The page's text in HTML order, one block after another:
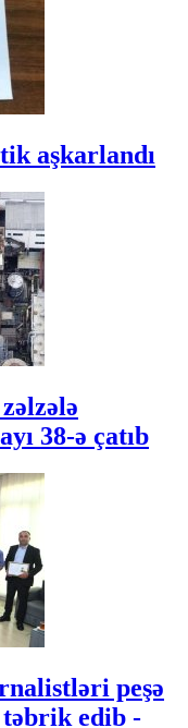
aşkarlandı
38-ə çatıb
peşə
təbrik edib -